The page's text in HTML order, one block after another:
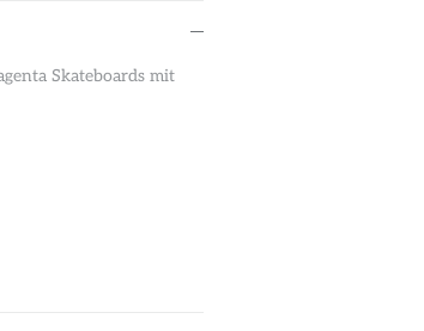
Skateboards mit